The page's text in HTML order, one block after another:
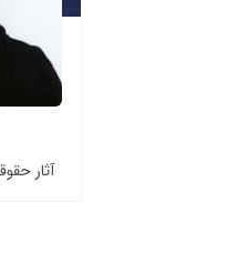
آثار